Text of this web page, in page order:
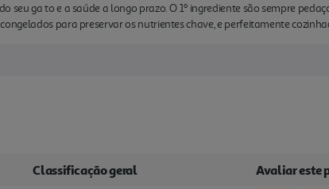
seu ga to e a saúde a longo prazo. O 1º ingrediente são sempre
para preservar os nutrientes chave, e perfeitamente